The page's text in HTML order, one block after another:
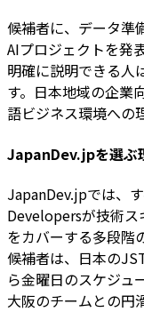
候補者に、データ準
AIプロジェクトを発
明確に説明できる人
す。日本地域の企業
語ビジネス環境への
JapanDev.jpを選ぶ
JapanDev.jpでは、
Developersが技術
をカバーする多段階
候補者は、日本の
ら金曜日のスケジュ
大阪のチームとの円